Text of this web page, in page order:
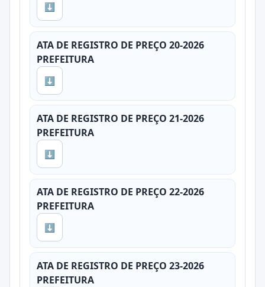
⬇
ATA DE REGISTRO DE PREÇO 20-2026
PREFEITURA
⬇
ATA DE REGISTRO DE PREÇO 21-2026
PREFEITURA
⬇
ATA DE REGISTRO DE PREÇO 22-2026
PREFEITURA
⬇
ATA DE REGISTRO DE PREÇO 23-2026
PREFEITURA